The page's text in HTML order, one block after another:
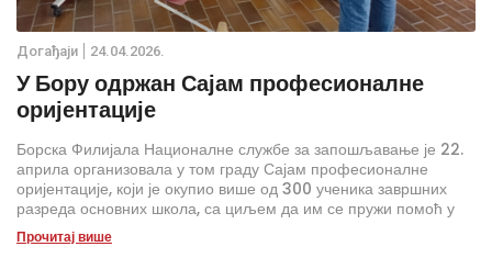
Дoгађаjи 24.04.2026.
У Бору одржан Сајам професионалне
оријентације
Борска Филијала Националне службе за запошљавање је 22.
априла организовала у том граду Сајам професионалне
оријентације, који је окупио више од 300 ученика завршних
разреда основних школа, са циљем да им се пружи помоћ у
доношењу једне од првих важних одлука у вези са каријерним
развојем.
Прочитај више